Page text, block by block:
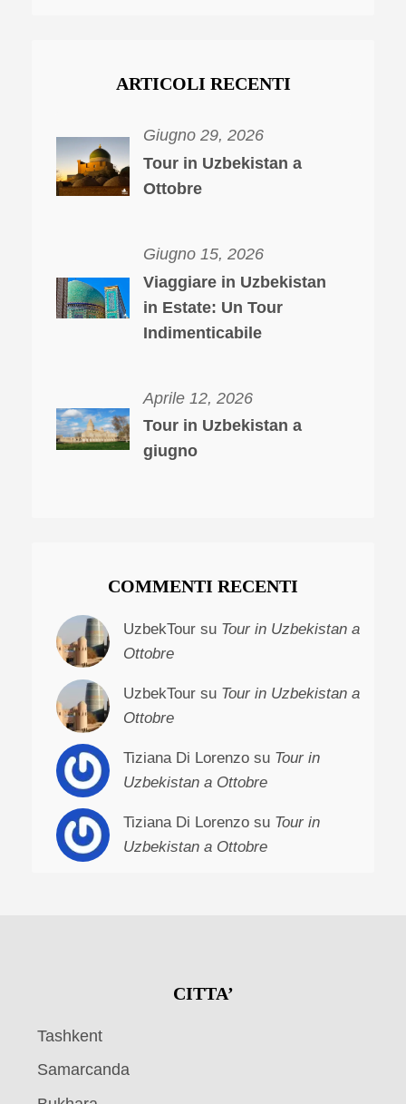
ARTICOLI RECENTI
Giugno 29, 2026
Tour in Uzbekistan a
Ottobre
Giugno 15, 2026
Viaggiare in Uzbekistan
in Estate: Un Tour
Indimenticabile
Aprile 12, 2026
Tour in Uzbekistan a
giugno
COMMENTI RECENTI
UzbekTour su Tour in Uzbekistan a
Ottobre
UzbekTour su Tour in Uzbekistan a
Ottobre
Tiziana Di Lorenzo su Tour in
Uzbekistan a Ottobre
Tiziana Di Lorenzo su Tour in
Uzbekistan a Ottobre
CITTA’
Tashkent
Samarcanda